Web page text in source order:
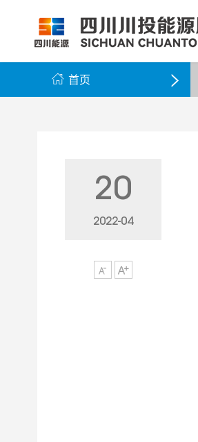
公司简介 组织架构 领导团队
公司新闻 企业动态 公示公告
公司资料 股票信息 最新公告
党群工作 纪检监察
 首页 
20
2022-04